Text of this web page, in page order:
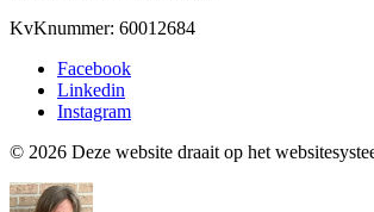
KvKnummer: 60012684
Facebook
Linkedin
Instagram
© 2026 Deze website draait op het